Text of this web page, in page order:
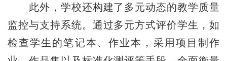
此外，学校还构建了多元动态的教学质量
监控与支持系统。通过多元方式评价学生，如
检查学生的笔记本、作业本，采用项目制作